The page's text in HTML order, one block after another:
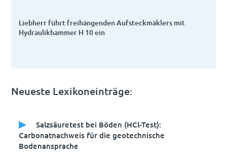
Liebherr führt freihängenden Aufsteckmäklers mit
Hydraulikhammer H 10 ein
Neueste Lexikoneinträge:
Salzsäuretest bei Böden (HCl-Test):
Carbonatnachweis für die geotechnische
Bodenansprache